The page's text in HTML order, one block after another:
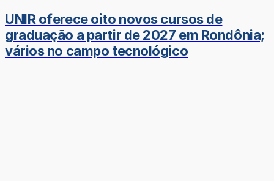
UNIR oferece oito novos cursos de
graduação a partir de 2027 em Rondônia;
vários no campo tecnológico